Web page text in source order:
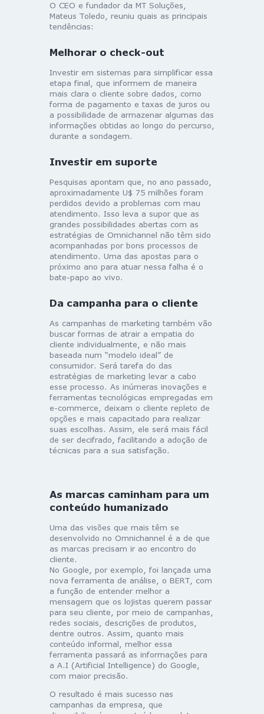
O CEO e fundador da MT Soluções,
Mateus Toledo, reuniu quais as principais
tendências:
Melhorar o check-out
Investir em sistemas para simplificar essa
etapa final, que informem de maneira
mais clara o cliente sobre dados, como
forma de pagamento e taxas de juros ou
a possibilidade de armazenar algumas das
informações obtidas ao longo do percurso,
durante a sondagem.
Investir em suporte
Pesquisas apontam que, no ano passado,
aproximadamente U$ 75 milhões foram
perdidos devido a problemas com mau
atendimento. Isso leva a supor que as
grandes possibilidades abertas com as
estratégias de Omnichannel não têm sido
acompanhadas por bons processos de
atendimento. Uma das apostas para o
próximo ano para atuar nessa falha é o
bate-papo ao vivo.
Da campanha para o cliente
As campanhas de marketing também vão
buscar formas de atrair a empatia do
cliente individualmente, e não mais
baseada num “modelo ideal” de
consumidor. Será tarefa do das
estratégias de marketing levar a cabo
esse processo. As inúmeras inovações e
ferramentas tecnológicas empregadas em
e-commerce, deixam o cliente repleto de
opções e mais capacitado para realizar
suas escolhas. Assim, ele será mais fácil
de ser decifrado, facilitando a adoção de
técnicas para a sua satisfação.
As marcas caminham para um
conteúdo humanizado
Uma das visões que mais têm se
desenvolvido no Omnichannel é a de que
as marcas precisam ir ao encontro do
cliente.
No Google, por exemplo, foi lançada uma
nova ferramenta de análise, o BERT, com
a função de entender melhor a
mensagem que os lojistas querem passar
para seu cliente, por meio de campanhas,
redes sociais, descrições de produtos,
dentre outros. Assim, quanto mais
conteúdo informal, melhor essa
ferramenta passará as informações para
a A.I (Artificial Intelligence) do Google,
com maior precisão.
O resultado é mais sucesso nas
campanhas da empresa, que